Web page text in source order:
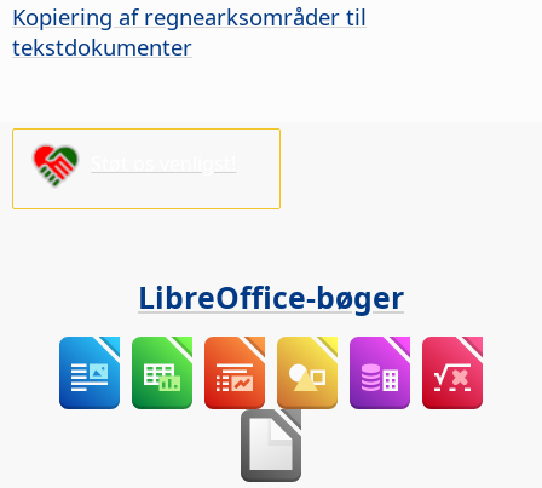
Kopiering af regnearksområder til
tekstdokumenter
LibreOffice-bøger